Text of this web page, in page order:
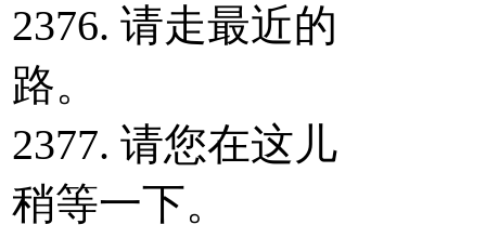
2376. 请走最近的
路。
2377. 请您在这儿
稍等一下。